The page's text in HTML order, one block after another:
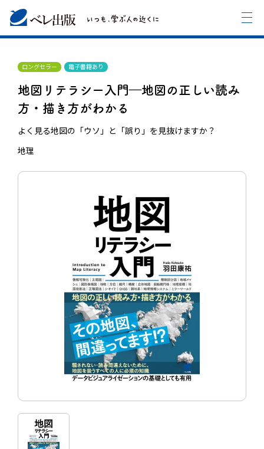
ロングセラー 電子書籍あり
地図リテラシー入門―地図の正しい読み
方・描き方がわかる
よく見る地図の「ウソ」と「誤り」を見抜けますか？
地理